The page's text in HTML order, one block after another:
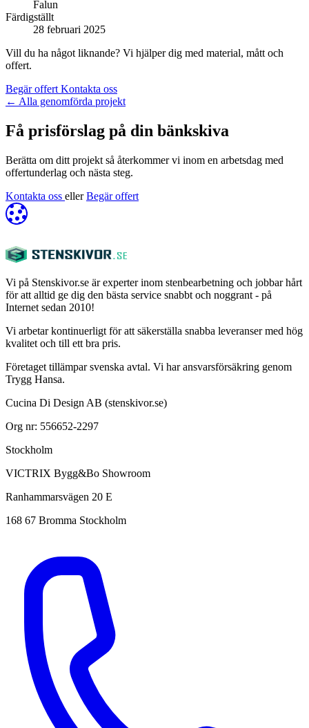
Falun
Färdigställt
28 februari 2025
Vill du ha något liknande? Vi hjälper dig med material, mått och
offert.
Begär offert Kontakta oss
← Alla genomförda projekt
Få prisförslag på din bänkskiva
Berätta om ditt projekt så återkommer vi inom en arbetsdag med
offertunderlag och nästa steg.
Kontakta oss eller Begär offert
Vi på Stenskivor.se är experter inom stenbearbetning och jobbar hårt
för att alltid ge dig den bästa service snabbt och noggrant - på
Internet sedan 2010!
Vi arbetar kontinuerligt för att säkerställa snabba leveranser med hög
kvalitet och till ett bra pris.
Företaget tillämpar svenska avtal. Vi har ansvarsförsäkring genom
Trygg Hansa.
Cucina Di Design AB (stenskivor.se)
Org nr: 556652-2297
Stockholm
VICTRIX Bygg&Bo Showroom
Ranhammarsvägen 20 E
168 67 Bromma Stockholm